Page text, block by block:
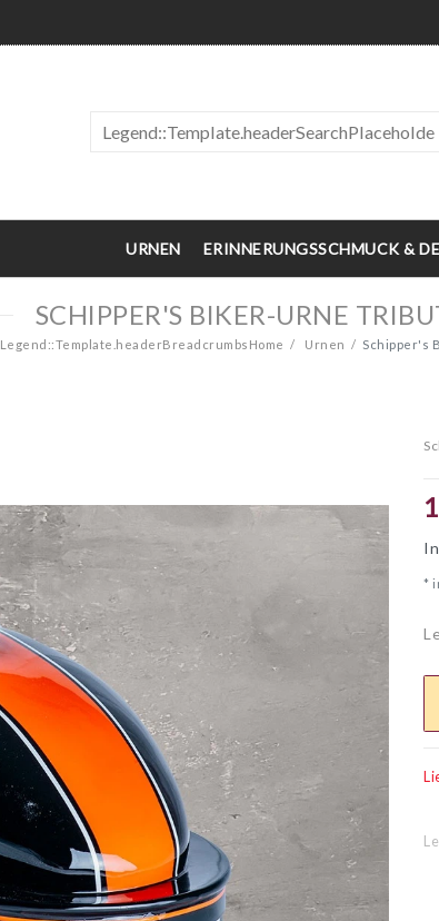
URNEN ERINNERUNGSSCHMUCK &
SCHIPPER'S BIKER-URNE
Legend::Template.headerBreadcrumbsHome Urnen Schipper's
*